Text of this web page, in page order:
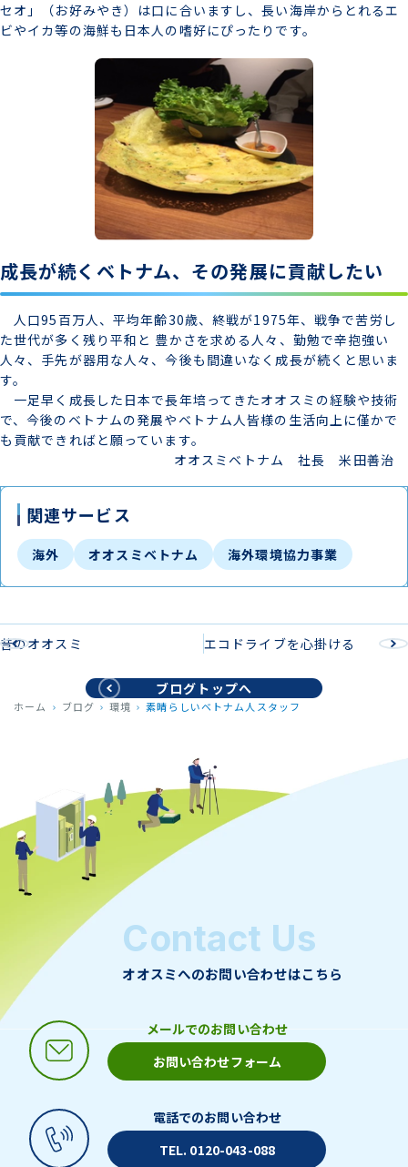
セオ」（お好みやき）は口に合いますし、長い海岸からとれるエ
ビやイカ等の海鮮も日本人の嗜好にぴったりです。
成長が続くベトナム、その発展に貢献したい
人口95百万人、平均年齢30歳、終戦が1975年、戦争で苦労し
た世代が多く残り平和と 豊かさを求める人々、勤勉で辛抱強い
人々、手先が器用な人々、今後も間違いなく成長が続くと思いま
す。
一足早く成長した日本で長年培ってきたオオスミの経験や技術
で、今後のベトナムの発展やベトナム人皆様の生活向上に僅かで
も貢献できればと願っています。
オオスミベトナム 社長 米田善治
関連サービス
海外 オオスミベトナム 海外環境協力事業
昔のオオスミ エコドライブを心掛ける
ブログトップへ
ホーム ブログ 環境 素晴らしいベトナム人スタッフ
Contact Us
オオスミへのお問い合わせはこちら
メールでのお問い合わせ
お問い合わせフォーム
電話でのお問い合わせ
TEL. 0120-043-088